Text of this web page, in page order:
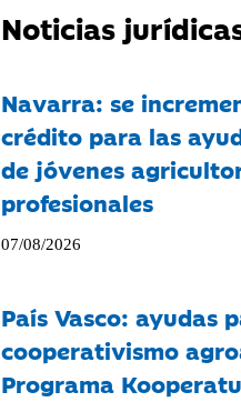
Noticias
Navarra: se
crédito para las
de jóvenes
profesionales
07/08/2026
País Vasco: ayudas
cooperativismo
Programa